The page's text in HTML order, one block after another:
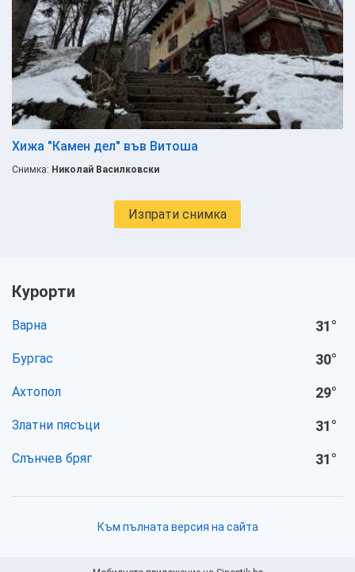
Хижа "Камен дел" във Витоша
Снимка: Николай Василковски
Изпрати снимка
Курорти
Варна 31°
Бургас 30°
Ахтопол 29°
Златни пясъци 31°
Слънчев бряг 31°
Към пълната версия на сайта